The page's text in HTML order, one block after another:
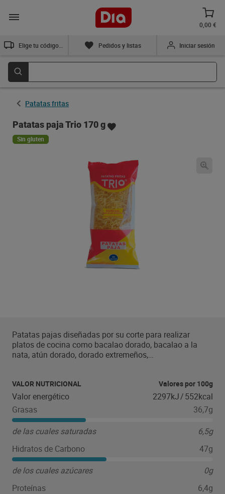
0,00 €
Pedidos y listas Iniciar sesión
Patatas fritas
Patatas paja Trio 170 g
Sin gluten
Patatas pajas diseñadas por su corte para realizar
platos de cocina como bacalao dorado, bacalao a la
nata, atún dorado, dorado extremeños,…
VALOR NUTRICIONAL Valores por 100g
Valor energético 2297kJ/552kcal
Grasas
36,7g
de las cuales saturadas
6,5g
Hidratos de Carbono
47g
de los cuales azúcares
0g
Proteínas
6,4g